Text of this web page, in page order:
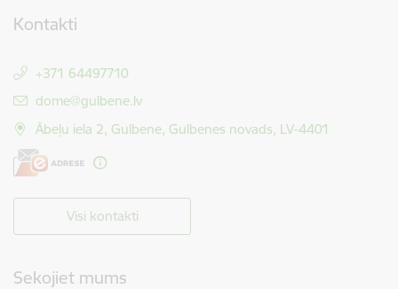
Kontakti
+371 64497710
E-pasts:
dome@gulbene.lv
Ābeļu iela 2, Gulbene, Gulbenes novads, LV-4401
Visi kontakti
Sekojiet mums